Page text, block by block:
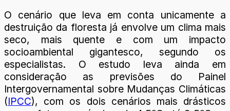
O cenário que leva em conta unicamente a
destruição da floresta já envolve um clima mais
seco, mais quente e com um impacto
socioambiental gigantesco, segundo os
especialistas. O estudo leva ainda em
consideração as previsões do Painel
Intergovernamental sobre Mudanças Climáticas
(IPCC), com os dois cenários mais drásticos